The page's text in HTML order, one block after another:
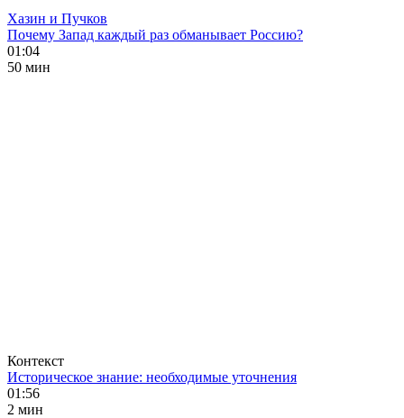
Хазин и Пучков
Почему Запад каждый раз обманывает Россию?
01:04
50 мин
Контекст
Историческое знание: необходимые уточнения
01:56
2 мин